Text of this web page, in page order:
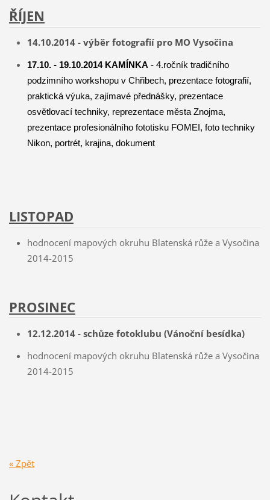
ŘÍJEN
14.10.2014- výběr fotografií pro MO Vysočina
17.10. - 19.10.2014 KAMÍNKA - 4.ročník tradičního
podzimního workshopu v Chřibech, prezentace fotografií,
praktická výuka, zajímavé přednášky, prezentace
osvětlovací techniky, reprezentace města Znojma,
prezentace profesionálního fototisku FOMEI, foto techniky
Nikon, portrét, krajina, dokument
LISTOPAD
hodnocení mapových okruhu Blatenská růže a Vysočina
2014-2015
PROSINEC
12.12.2014 - schůze fotoklubu (Vánoční besídka)
hodnocení mapových okruhu Blatenská růže a Vysočina
2014-2015
« Zpět